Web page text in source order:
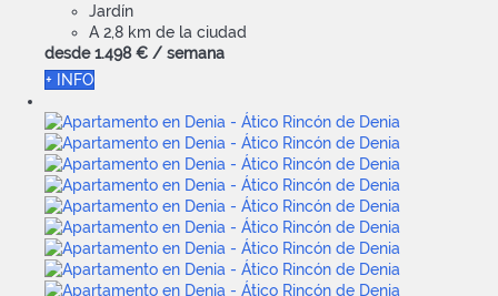
Jardín
A 2,8 km de la ciudad
desde 1.498 € / semana
+ INFO